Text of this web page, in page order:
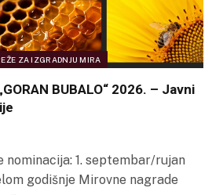
ZA IZGRADNJU MIRA
BUBALO“ 2026. – Javni
nominacija: 1. septembar/rujan
godišnje Mirovne nagrade